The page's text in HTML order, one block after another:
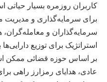
کاربران روزمره بسیار
برای سرمایه‌گذاری و
سرمایه‌گذاران و معامله‌گران،
استراتژیک برای توزیع
بر اساس حوزه قضائی ممکن
عادی، هدایای رمزارز راهی